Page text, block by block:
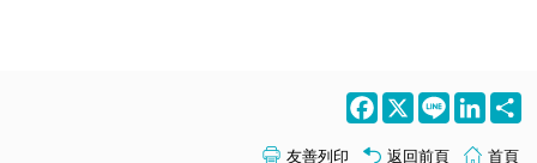
Facebook
X Line
友善列印 返回前頁 首頁